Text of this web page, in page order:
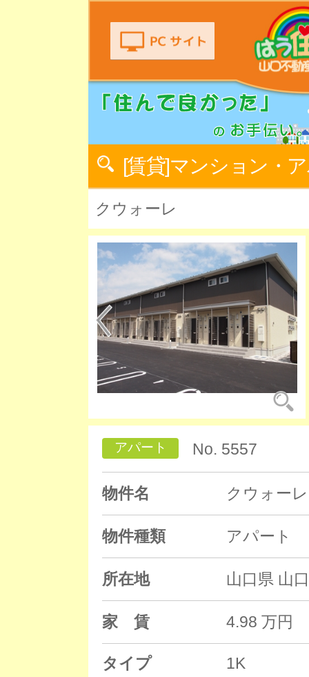
[賃貸]マンション・
クウォーレ
アパート No. 5557
物件名 クウォーレ
物件種類 アパート
所在地 山口県 山
家 賃 4.98 万円
タイプ 1K